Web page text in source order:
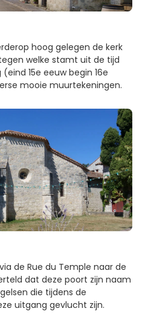
hoog gelegen de kerk
welke stamt uit de tijd
15e eeuw begin 16e
mooie muurtekeningen.
de Rue du Temple naar de
dat deze poort zijn naam
die tijdens de
uitgang gevlucht zijn.